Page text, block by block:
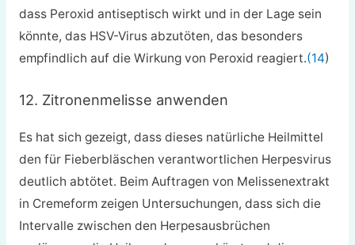
dass Peroxid antiseptisch wirkt und in der Lage sein
könnte, das HSV-Virus abzutöten, das besonders
empfindlich auf die Wirkung von Peroxid reagiert.(14)
12. Zitronenmelisse anwenden
Es hat sich gezeigt, dass dieses natürliche Heilmittel
den für Fieberbläschen verantwortlichen Herpesvirus
deutlich abtötet. Beim Auftragen von Melissenextrakt
in Cremeform zeigen Untersuchungen, dass sich die
Intervalle zwischen den Herpesausbrüchen